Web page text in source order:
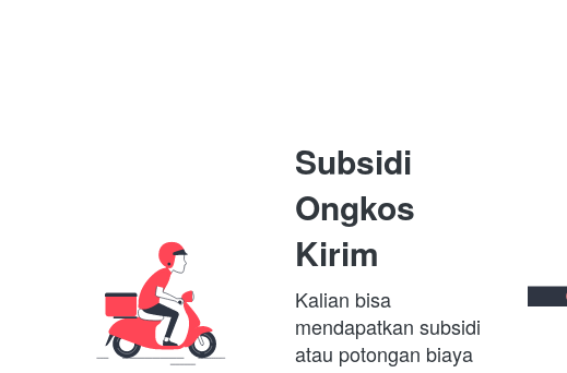
Subsidi
Ongkos
Kirim
Kalian bisa
mendapatkan subsidi
atau potongan biaya